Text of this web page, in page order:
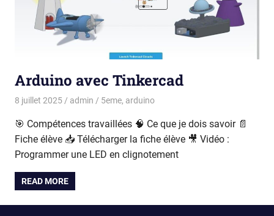
Arduino avec Tinkercad
8 juillet 2025 admin 5eme, arduino
🎯 Compétences travaillées 🧠 Ce que je dois savoir 📄
Fiche élève 📥 Télécharger la fiche élève 🎥 Vidéo :
Programmer une LED en clignotement
READ MORE